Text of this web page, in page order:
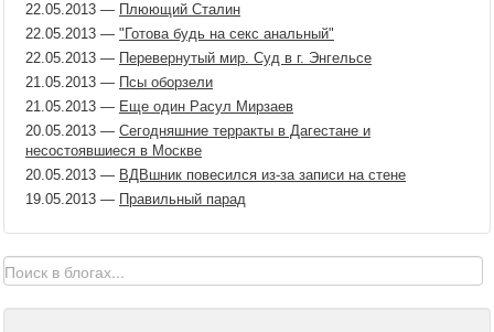
22.05.2013 — Плюющий Сталин
22.05.2013 — "Готова будь на секс анальный"
22.05.2013 — Перевернутый мир. Суд в г. Энгельсе
21.05.2013 — Псы оборзели
21.05.2013 — Еще один Расул Мирзаев
20.05.2013 — Сегодняшние терракты в Дагестане и
несостоявшиеся в Москве
20.05.2013 — ВДВшник повесился из-за записи на стене
19.05.2013 — Правильный парад